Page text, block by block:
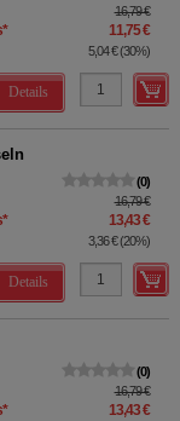
16,79 €
* 11,75 €
5,04 €(30%)
Details
0
16,79 €
* 13,43 €
3,36 €(20%)
Details
0
16,79 €
* 13,43 €